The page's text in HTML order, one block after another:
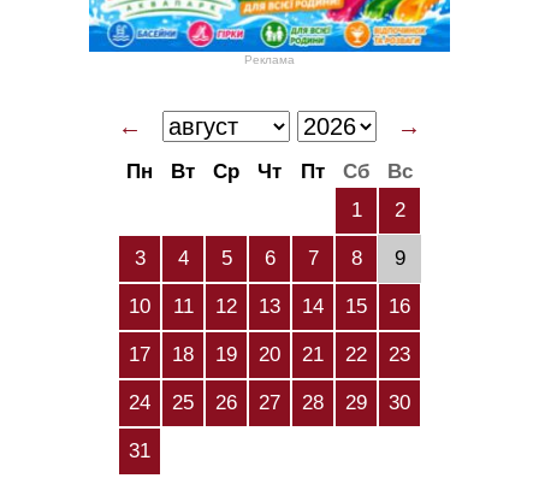
Реклама
← →
Пн Вт Ср Чт Пт Сб
Вс
1
2
3 4 5 6 7 8 9
10 11 12 13 14 15 16
17 18 19 20 21 22 23
24 25 26 27 28 29 30
31